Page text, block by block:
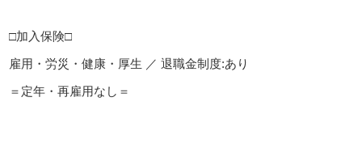
□加入保険□
雇用・労災・健康・厚生 ／ 退職金制度:あり
＝定年・再雇用なし＝